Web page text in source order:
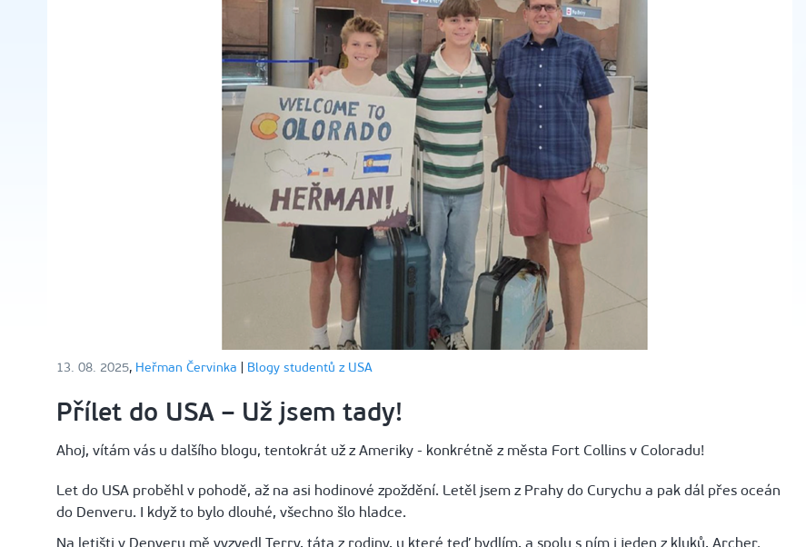
13. 08. 2025, Heřman Červinka Blogy studentů z USA
Přílet do USA – Už jsem tady!
Ahoj, vítám vás u dalšího blogu, tentokrát už z Ameriky - konkrétně z města Fort Collins v Coloradu!
Let do USA proběhl v pohodě, až na asi hodinové zpoždění. Letěl jsem z Prahy do Curychu a pak dál přes oceán
do Denveru. I když to bylo dlouhé, všechno šlo hladce.
Na letišti v Denveru mě vyzvedl Terry, táta z rodiny, u které teď bydlím, a spolu s ním i jeden z kluků, Archer.